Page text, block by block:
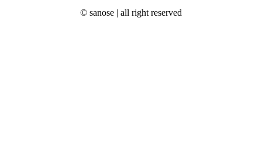
© sanose | all right reserved